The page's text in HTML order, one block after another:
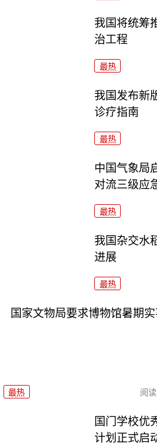
我国将统筹
治工程
最热
我国发布新
诊疗指南
最热
中国气象局
对流三级应
最热
我国杂交水
进展
最热
国家文物局要求博物馆暑期
最热 阅读
国门学校优
计划正式启